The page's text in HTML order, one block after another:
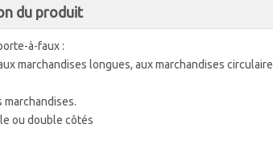
du produit
à-faux :
marchandises longues, aux marchandises
marchandises.
ou double côtés